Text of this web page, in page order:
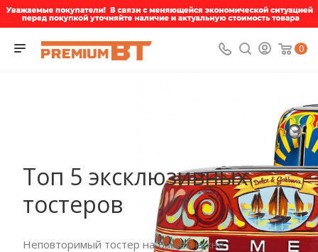
0
Топ 5 эксклюзивных
тостеров
Неповторимый тостер на Вашей кухне